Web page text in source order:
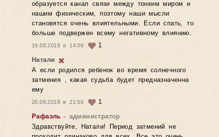
образуется канал связи между тонким миром и
нашим физическим, поэтому наши мысли
становятся очень влиятельными. Если спать, то
больше подвержен всему негативному влиянию.
19.08.2018 в 14:06
1
Натали
А если родился ребенок во время солнечного
затмения , какая судьба будет предназначенна
ему
20.08.2018 в 21:56
1
Рафаэль - администратор
Здравствуйте, Натали! Период затмений не